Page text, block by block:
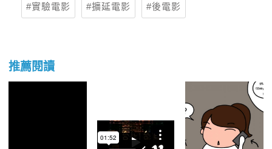
實驗電影 擴延電影 後電影
推薦閱讀